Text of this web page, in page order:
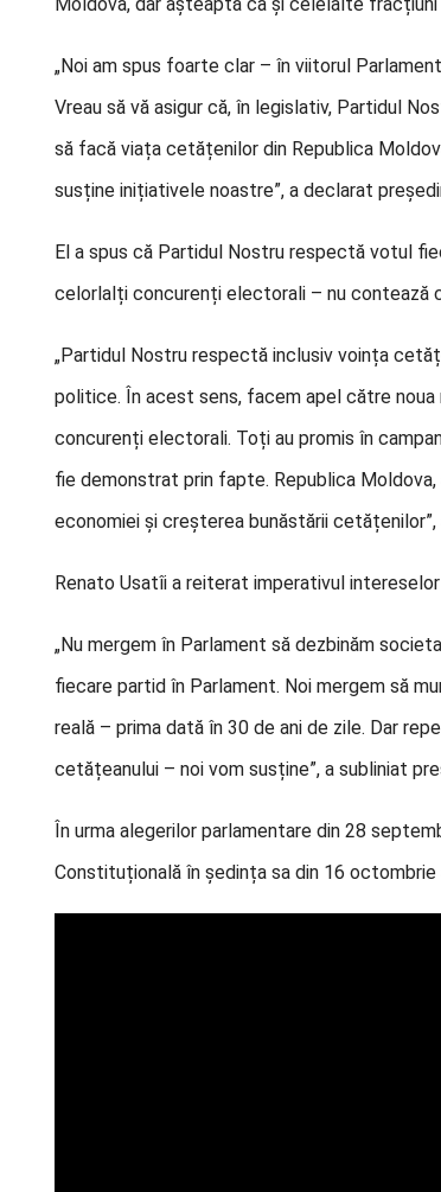
„Noi am spus foarte clar – în viitorul
Vreau să vă asigur că, în legislativ, Partidul
să facă viața cetățenilor din Republica
susține inițiativele noastre”, a declarat
El a spus că Partidul Nostru respectă votul
celorlalți concurenți electorali – nu contează
„Partidul Nostru respectă inclusiv voința
politice. În acest sens, facem apel către
concurenți electorali. Toți au promis în
fie demonstrat prin fapte. Republica
economiei și creșterea bunăstării
Renato Usatîi a reiterat imperativul
„Nu mergem în Parlament să dezbinăm
fiecare partid în Parlament. Noi mergem să
reală – prima dată în 30 de ani de zile. Dar
cetățeanului – noi vom susține”, a subliniat
În urma alegerilor parlamentare din 28
Constituțională în ședința sa din 16